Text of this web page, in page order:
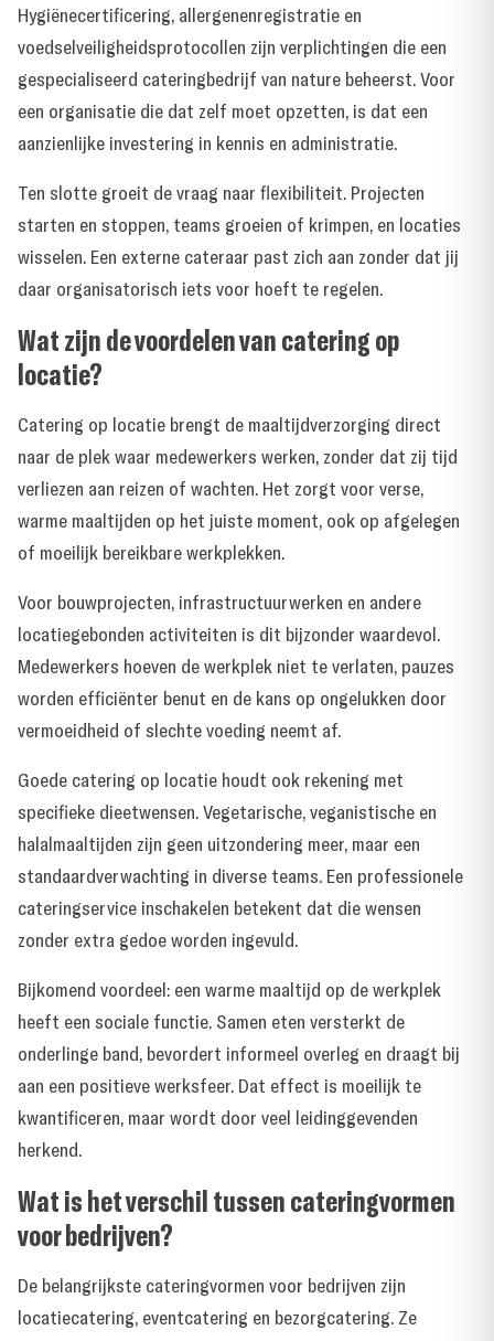
Hygiënecertificering, allergenenregistratie en
voedselveiligheidsprotocollen zijn verplichtingen die een
gespecialiseerd cateringbedrijf van nature beheerst. Voor
een organisatie die dat zelf moet opzetten, is dat een
aanzienlijke investering in kennis en administratie.
Ten slotte groeit de vraag naar flexibiliteit. Projecten
starten en stoppen, teams groeien of krimpen, en locaties
wisselen. Een externe cateraar past zich aan zonder dat jij
daar organisatorisch iets voor hoeft te regelen.
Wat zijn de voordelen van catering op
locatie?
Catering op locatie brengt de maaltijdverzorging direct
naar de plek waar medewerkers werken, zonder dat zij tijd
verliezen aan reizen of wachten. Het zorgt voor verse,
warme maaltijden op het juiste moment, ook op afgelegen
of moeilijk bereikbare werkplekken.
Voor bouwprojecten, infrastructuurwerken en andere
locatiegebonden activiteiten is dit bijzonder waardevol.
Medewerkers hoeven de werkplek niet te verlaten, pauzes
worden efficiënter benut en de kans op ongelukken door
vermoeidheid of slechte voeding neemt af.
Goede catering op locatie houdt ook rekening met
specifieke dieetwensen. Vegetarische, veganistische en
halalmaaltijden zijn geen uitzondering meer, maar een
standaardverwachting in diverse teams. Een professionele
cateringservice inschakelen betekent dat die wensen
zonder extra gedoe worden ingevuld.
Bijkomend voordeel: een warme maaltijd op de werkplek
heeft een sociale functie. Samen eten versterkt de
onderlinge band, bevordert informeel overleg en draagt bij
aan een positieve werksfeer. Dat effect is moeilijk te
kwantificeren, maar wordt door veel leidinggevenden
herkend.
Wat is het verschil tussen cateringvormen
voor bedrijven?
De belangrijkste cateringvormen voor bedrijven zijn
locatiecatering, eventcatering en bezorgcatering. Ze